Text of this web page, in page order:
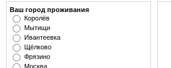
Ваш город проживания
Королёв
Мытищи
Ивантеевка
Щёлково
Фрязино
Москва